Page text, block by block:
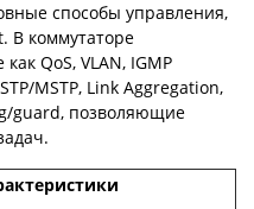
способы управления,
В коммутаторе
QoS, VLAN, IGMP
MSTP, Link Aggregation,
guard, позволяющие